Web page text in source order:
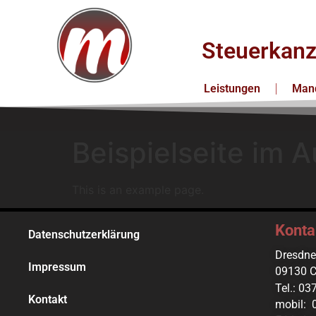
Leistungen
Datenschutzerklärung
Impressum
Kontakt
09130
Tel.:
mobil: